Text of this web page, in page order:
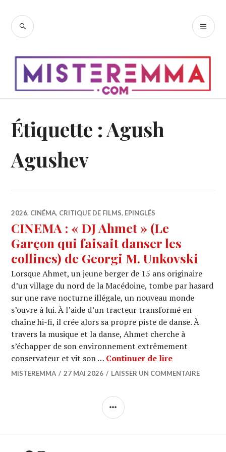
contenu
RECHERCHE
Étiquette :Agush
Agushev
2026, CINÉMA, CRITIQUE DE FILMS, EPINGLÉS
CINEMA : « DJ Ahmet » (Le
Garçon qui faisait danser les
collines) de Georgi M. Unkovski
Lorsque Ahmet, un jeune berger de 15 ans originaire
d’un village du nord de la Macédoine, tombe par hasard
sur une rave nocturne illégale, un nouveau monde
s’ouvre à lui. À l’aide d’un tracteur transformé en
chaîne hi-fi, il crée alors sa propre piste de danse. À
travers la musique et la danse, Ahmet cherche à
s’échapper de son environnement extrêmement
conservateur et vit son … Continuer de lireCINEMA : «
MISTEREMMA 27 MAI 2026 LAISSER UN COMMENTAIRE
COLONNE